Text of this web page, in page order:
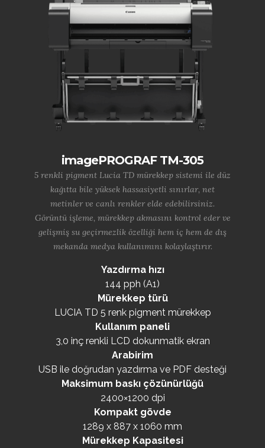
imagePROGRAF TM-305
5 renkli pigment Lucia TD mürekkep sistemi ile düz
kağıtta bile yüksek hassasiyetli sınırlar, net
metinler ve canlı renkler elde edebilirsiniz.
Görüntü işleme, mürekkep akmasını kontrol eder ve
gelişmiş su geçirmezlik özelliği hem iç hem de dış
mekanda medya kullanımını kolaylaştırır.
Yazdırma hızı
144 pph (A1)
Mürekkep türü
LUCIA TD 5 renk pigment mürekkep
Kullanım paneli
3,0 inç renkli LCD dokunmatik ekran
Arabirim
USB ile doğrudan yazdırma ve PDF desteği
Maksimum baskı çözünürlüğü
2400×1200 dpi
Kompakt gövde
1289 x 887 x 1060 mm
Mürekkep Kapasitesi